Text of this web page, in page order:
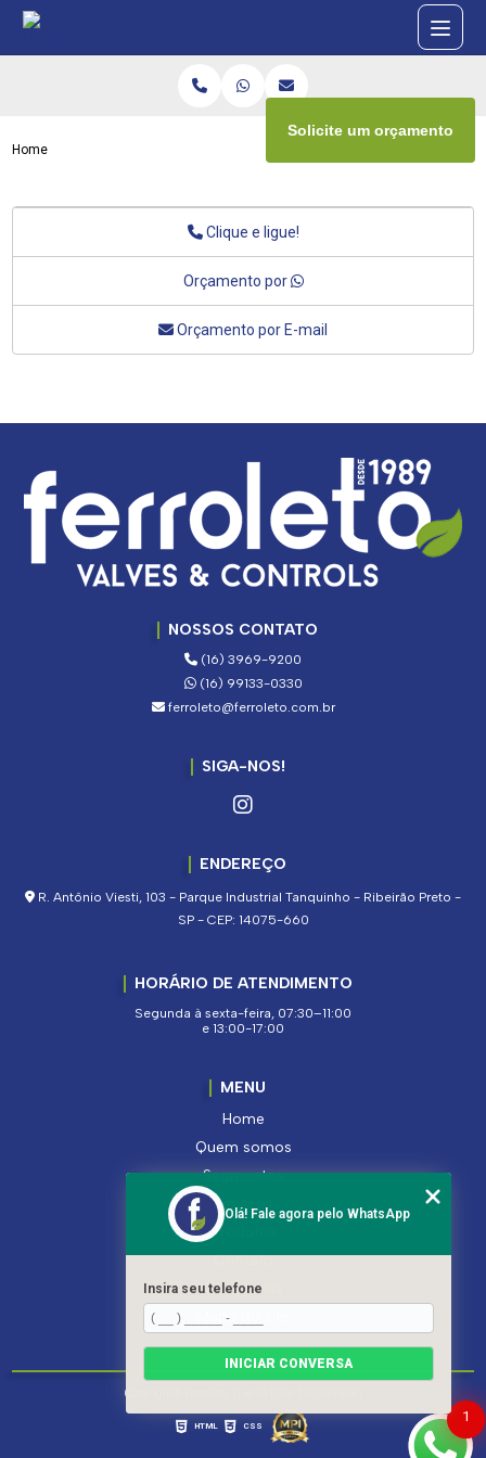
Solicite um orçamento
Home
Clique e ligue!
Orçamento por
Orçamento por E-mail
NOSSOS CONTATO
(16) 3969-9200
(16) 99133-0330
ferroleto@ferroleto.com.br
SIGA-NOS!
ENDEREÇO
R. Antônio Viesti, 103 - Parque Industrial Tanquinho - Ribeirão Preto -
SP - CEP: 14075-660
HORÁRIO DE ATENDIMENTO
Segunda à sexta-feira, 07:30–11:00
e 13:00-17:00
MENU
Home
Quem somos
Segmentos
Serviços
Produtos
Contato
Categorias
Mapa do site
Copyright © Ferroleto. (Lei 9610 de 19/02/1998)
HTML CSS
1
Olá! Fale agora pelo WhatsApp
Insira seu telefone
INICIAR CONVERSA